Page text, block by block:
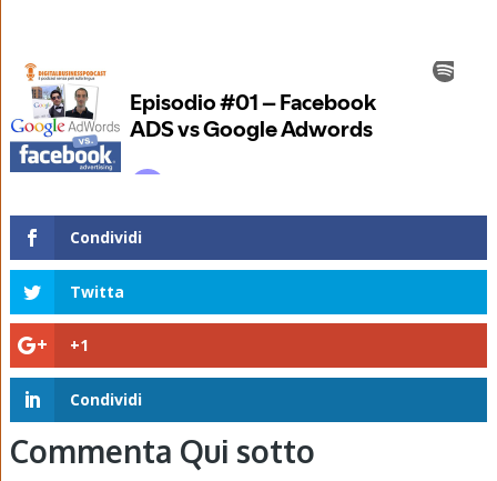
Condividi
Twitta
+1
Condividi
Commenta Qui sotto